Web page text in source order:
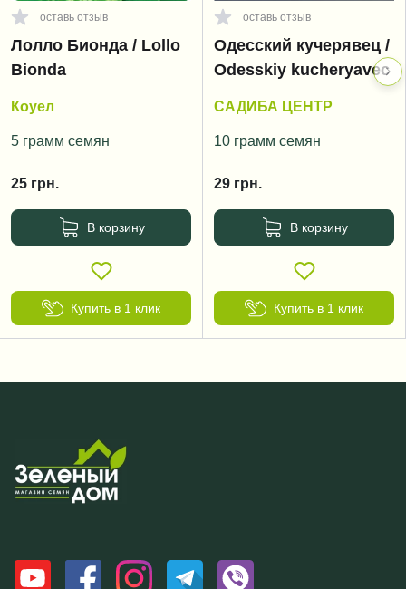
оставь отзыв
Лолло Бионда / Lollo
Bionda
Коуел
5 грамм семян
25 грн.
В корзину
Купить в 1 клик
оставь отзыв
Одесский кучерявец /
Odesskiy kucheryavec
САДИБА ЦЕНТР
10 грамм семян
29 грн.
В корзину
Купить в 1 клик